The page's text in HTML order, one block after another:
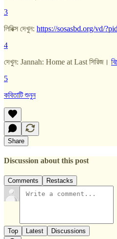
3
লিরিক্স দেখুন: https://sosasbd.org/vd/
4
দেখুন: Jannah: Home at Last সিরিজ।
5
কবিতাটি শুনুন
Share
Discussion about this post
Comments Restacks
Top Latest Discussions